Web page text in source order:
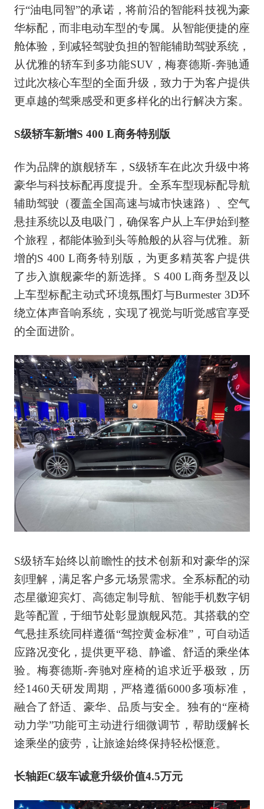
行“油电同智”的承诺，将前沿的智能科技视为豪
华标配，而非电动车型的专属。从智能便捷的座
舱体验，到减轻驾驶负担的智能辅助驾驶系统，
从优雅的轿车到多功能SUV，梅赛德斯-奔驰通
过此次核心车型的全面升级，致力于为客户提供
更卓越的驾乘感受和更多样化的出行解决方案。
S级轿车新增S 400 L商务特别版
作为品牌的旗舰轿车，S级轿车在此次升级中将
豪华与科技标配再度提升。全系车型现标配导航
辅助驾驶（覆盖全国高速与城市快速路）、空气
悬挂系统以及电吸门，确保客户从上车伊始到整
个旅程，都能体验到头等舱般的从容与优雅。新
增的S 400 L商务特别版，为更多精英客户提供
了步入旗舰豪华的新选择。S 400 L商务型及以
上车型标配主动式环境氛围灯与Burmester 3D环
绕立体声音响系统，实现了视觉与听觉感官享受
的全面进阶。
S级轿车始终以前瞻性的技术创新和对豪华的深
刻理解，满足客户多元场景需求。全系标配的动
态星徽迎宾灯、高德定制导航、智能手机数字钥
匙等配置，于细节处彰显旗舰风范。其搭载的空
气悬挂系统同样遵循“驾控黄金标准”，可自动适
应路况变化，提供更平稳、静谧、舒适的乘坐体
验。梅赛德斯-奔驰对座椅的追求近乎极致，历
经1460天研发周期，严格遵循6000多项标准，
融合了舒适、豪华、品质与安全。独有的“座椅
动力学”功能可主动进行细微调节，帮助缓解长
途乘坐的疲劳，让旅途始终保持轻松惬意。
长轴距C级车诚意升级价值4.5万元